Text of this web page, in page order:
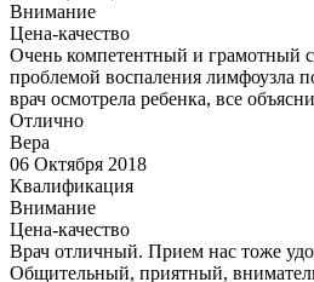
Внимание
Цена-качество
Очень компетентный и грамотный
проблемой воспаления лимфоузла
врач осмотрела ребенка, все
Отлично
Вера
06 Октября 2018
Квалификация
Внимание
Цена-качество
Врач отличный. Прием нас тоже
Общительный, приятный,